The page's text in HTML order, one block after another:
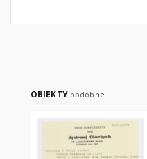
OBIEKTY podobne